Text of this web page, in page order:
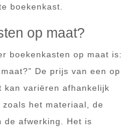
boekenkast.
op maat?
boekenkasten op maat is:
De prijs van een op
kan variëren afhankelijk
het materiaal, de
de afwerking. Het is